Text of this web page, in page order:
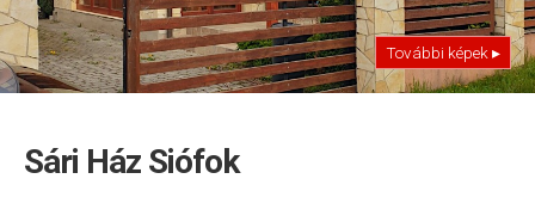
További képek ▸
Sári Ház Siófok